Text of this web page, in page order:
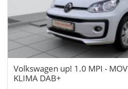
Volkswagen up! 1.0 MPI -
KLIMA DAB+